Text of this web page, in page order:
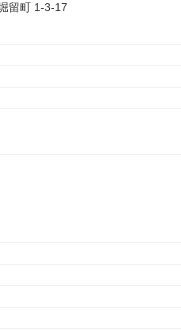
留町 1-3-17